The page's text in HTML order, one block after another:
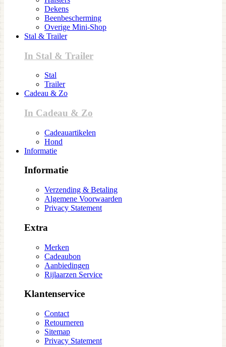
Dekens
Beenbescherming
Overige Mini-Shop
Stal & Trailer
In Stal & Trailer
Stal
Trailer
Cadeau & Zo
In Cadeau & Zo
Cadeauartikelen
Hond
Informatie
Informatie
Verzending & Betaling
Algemene Voorwaarden
Privacy Statement
Extra
Merken
Cadeaubon
Aanbiedingen
Rijlaarzen Service
Klantenservice
Contact
Retourneren
Sitemap
Privacy Statement